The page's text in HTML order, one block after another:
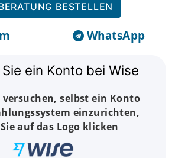
BESTELLEN
WhatsApp
ein Konto bei Wise
versuchen, selbst ein Konto
einzurichten,
auf das Logo klicken